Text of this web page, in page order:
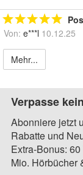
Von: e***l 10.12.25
Mehr...
Verpasse
Abonniere jetzt
Rabatte und
Extra-Bonus:
Mio. Hörbücher